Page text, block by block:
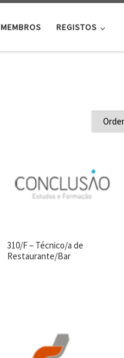
MEMBROS REGISTOS
310/F – Técnico/a de
Restaurante/Bar